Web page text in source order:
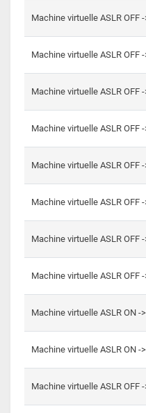
Machine virtuelle ASLR OFF -
Machine virtuelle ASLR OFF
Machine virtuelle ASLR OFF
Machine virtuelle ASLR OFF
Machine virtuelle ASLR OFF
Machine virtuelle ASLR OFF
Machine virtuelle ASLR OFF
Machine virtuelle ASLR OFF
Machine virtuelle ASLR ON -
Machine virtuelle ASLR ON -
Machine virtuelle ASLR OFF